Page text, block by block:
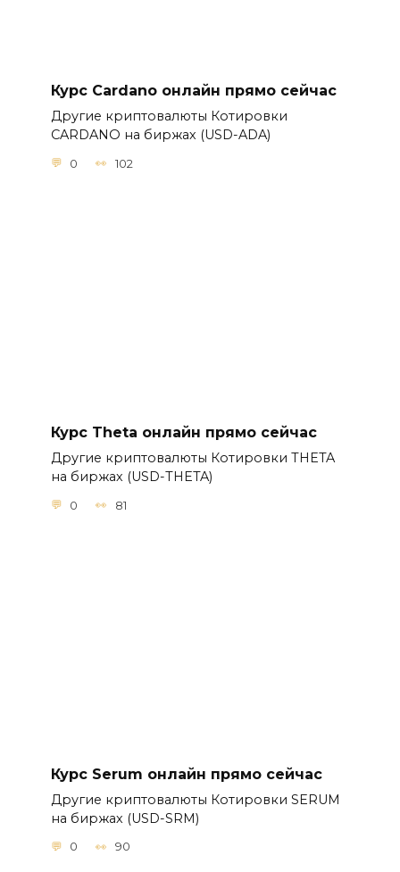
Курс Cardano онлайн прямо сейчас
Другие криптовалюты Котировки
CARDANO на биржах (USD-ADA)
0 102
Курс Theta онлайн прямо сейчас
Другие криптовалюты Котировки THETA
на биржах (USD-THETA)
0 81
Курс Serum онлайн прямо сейчас
Другие криптовалюты Котировки SERUM
на биржах (USD-SRM)
0 90